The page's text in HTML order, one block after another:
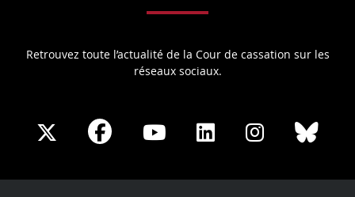
Retrouvez toute l’actualité de la Cour de cassation sur les
réseaux sociaux.
Share
X
Share
Facebook
Share
Youtube
Share
LinkedIn
Share
Instagram